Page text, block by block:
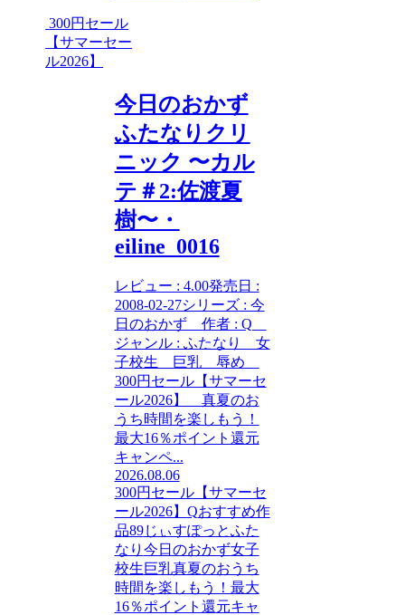
300円セール
【サマーセー
ル2026】
今日のおかず
ふたなりクリ
ニック 〜カル
テ＃2:佐渡夏
樹〜・
eiline_0016
レビュー : 4.00発売日 :
2008-02-27シリーズ : 今
日のおかず 作者 : Q
ジャンル : ふたなり 女
子校生 巨乳 辱め
300円セール【サマーセ
ール2026】 真夏のお
うち時間を楽しもう！
最大16％ポイント還元
キャンペ...
2026.08.06
300円セール【サマーセ
ール2026】 Qおすすめ作
品89じぃすぽっとふた
なり 今日のおかず女子
校生巨乳真夏のおうち
時間を楽しもう！最大
16％ポイント還元キャ